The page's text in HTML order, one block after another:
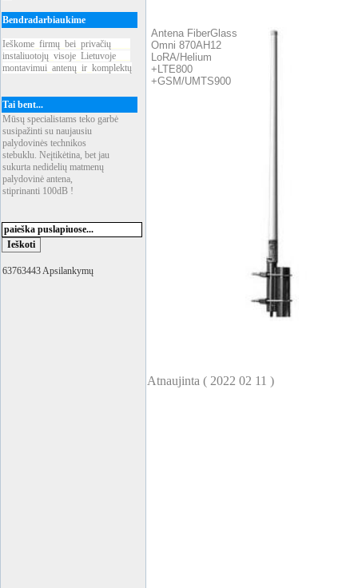
Bendradarbiaukime
Ieškome firmų bei privačių
instaliuotojų visoje Lietuvoje
montavimui antenų ir komplektų
Tai bent...
Mūsų specialistams teko garbė
susipažinti su naujausiu
palydovinės technikos
stebuklu. Neįtikėtina, bet jau
sukurta nedidelių matmenų
palydovinė antena,
stiprinanti 100dB !
63763443 Apsilankymų
Antena FiberGlass
Omni 870AH12
LoRA/Helium
+LTE800
+GSM/UMTS900
Atnaujinta ( 2022 02 11 )